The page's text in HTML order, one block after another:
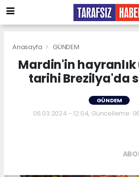
Anasayfa GÜNDEM
Mardin'in
tarihi Brezilya'da
GÜNDEM
06.03.2024 - 12:04, Güncelleme: